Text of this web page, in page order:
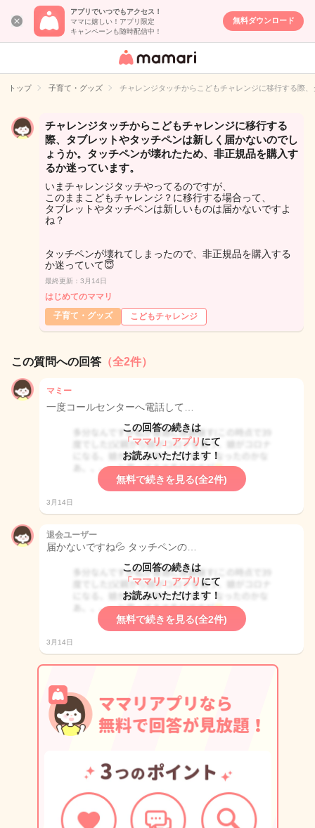
アプリでいつでもアクセス！
ママに嬉しい！アプリ限定
キャンペーンも随時配信中！
無料ダウンロード
女性専用匿名QA
イト
トップ 子育て・グッズ チャレンジタッチからこどもチャレンジに移行する際
チャレンジタッチからこどもチャレンジに移行する
際、タブレットやタッチペンは新しく届かないのでし
ょうか。タッチペンが壊れたため、非正規品を購入す
るか迷っています。
いまチャレンジタッチやってるのですが、
このままこどもチャレンジ？に移行する場合って、
タブレットやタッチペンは新しいものは届かないですよ
ね？
タッチペンが壊れてしまったので、非正規品を購入する
か迷っていて😇
最終更新：3月14日
はじめてのママリ
子育て・グッズ
こどもチャレンジ
この質問への回答 （全2件）
マミー
一度コールセンターへ電話して…
この回答の続きは
「ママリ」アプリ にて
お読みいただけます！
無料で続きを見る(全2件)
3月14日
退会ユーザー
届かないですね💦 タッチペンの…
この回答の続きは
「ママリ」アプリ にて
お読みいただけます！
無料で続きを見る(全2件)
3月14日